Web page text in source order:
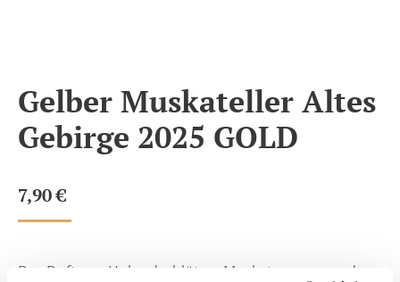
Gelber Muskateller Altes
Gebirge 2025 GOLD
7,90€
Der Duft von Holunderblüten, Muskataromen und